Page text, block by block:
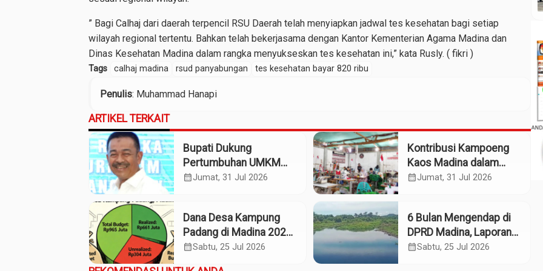
” Bagi Calhaj dari daerah terpencil RSU Daerah telah menyiapkan jadwal tes kesehatan bagi setiap
wilayah regional tertentu. Bahkan telah bekerjasama dengan Kantor Kementerian Agama Madina dan
Dinas Kesehatan Madina dalam rangka menyukseskan tes kesehatan ini,” kata Rusly. ( fikri )
Tags calhaj madina rsud panyabungan tes kesehatan bayar 820 ribu
Penulis: Muhammad Hanapi
ARTIKEL TERKAIT
Bupati Dukung
Pertumbuhan UMKM
Termasuk Kampoeng
calendar_monthJumat, 31 Jul 2026
Kontribusi Kampoeng
Kaos Madina dalam
Industri Budaya dan
calendar_monthJumat, 31 Jul 2026
Dana Desa Kampung
Padang di Madina 2025:
Pagu Rp965 Juta,
calendar_monthSabtu, 25 Jul 2026
6 Bulan Mengendap di
DPRD Madina, Laporan
Dumas Dugaan
calendar_monthSabtu, 25 Jul 2026